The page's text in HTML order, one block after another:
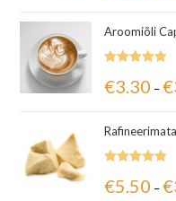
Aroomiõli
5.00/ 5
€3.30 – €
5.00 / 5
€5.50 – €